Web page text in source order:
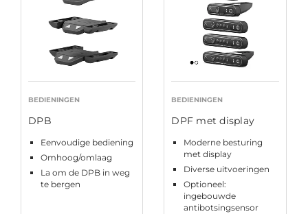
BEDIENINGEN
DPB
Eenvoudige bediening
Omhoog/omlaag
La om de DPB in weg
te bergen
BEDIENINGEN
DPF met display
Moderne besturing
met display
Diverse uitvoeringen
Optioneel:
ingebouwde
antibotsingsensor